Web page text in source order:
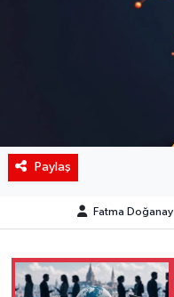
Paylaş
Fatma Doğanay